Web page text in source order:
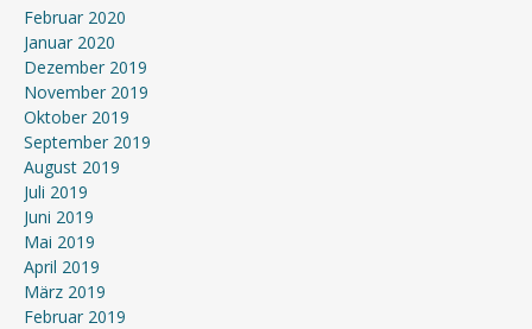
Februar 2020
Januar 2020
Dezember 2019
November 2019
Oktober 2019
September 2019
August 2019
Juli 2019
Juni 2019
Mai 2019
April 2019
März 2019
Februar 2019